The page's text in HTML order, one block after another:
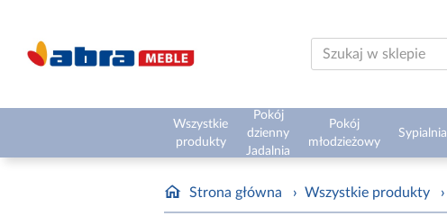
Wszystkie
produkty
Pokój
dzienny
Jadalnia
Pokój
młodzieżowy
Sypialnia
Strona główna › Wszystkie produkty ›